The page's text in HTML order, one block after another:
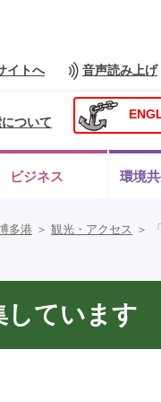
イトへ 音声読み上げ
ついて
ビジネス 環境
多港 ＞ 観光・アクセス ＞
しています